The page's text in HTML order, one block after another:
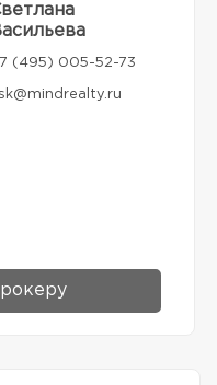
(495) 005-52-73